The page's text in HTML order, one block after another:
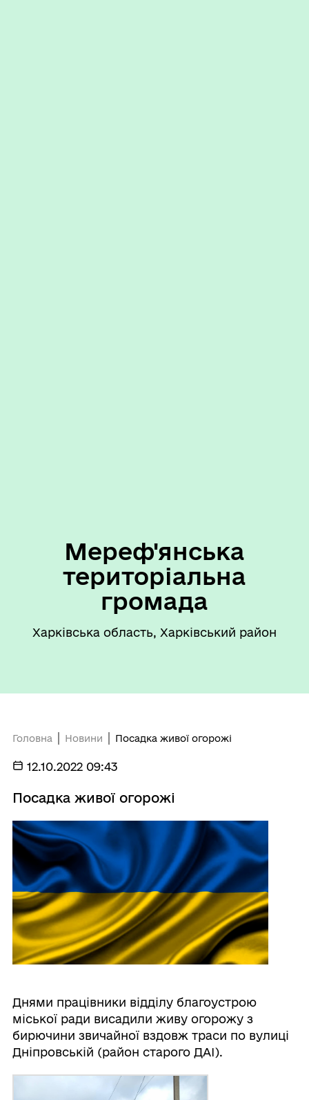
Мереф'янська
територіальна
громада
Харківська область, Харківський район
Головна Новини Посадка живої огорожі
12.10.2022 09:43
Посадка живої огорожі
Днями працівники відділу благоустрою
міської ради висадили живу огорожу з
бирючини звичайної вздовж траси по вулиці
Дніпровській (район старого ДАІ).